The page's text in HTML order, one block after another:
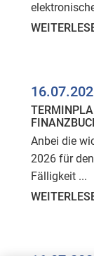
Anbei die
2026 für
Fälligkeit ...